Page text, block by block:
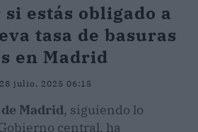
si estás obligado a
tasa de basuras
en Madrid
28 julio, 2025 06:15
Madrid, siguiendo lo
central, ha